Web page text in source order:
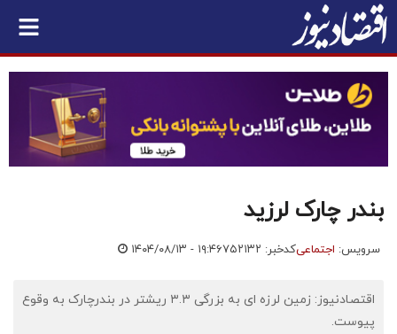
بندر چارک لرزید
سرویس: اجتماعیکدخبر: ۷۵۲۱۳۲ ۱۴۰۴/۰۸/۱۳ - ۱۹:۴۶
اقتصادنیوز: زمین لرزه ای به بزرگی ۳.۳ ریشتر در بندرچارک به وقوع
پیوست.